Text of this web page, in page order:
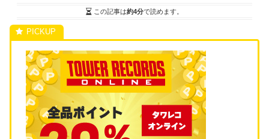
この記事は約4分で読めます。